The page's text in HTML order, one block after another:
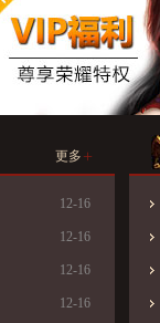
更多 +
12-16
12-16
12-16
12-16